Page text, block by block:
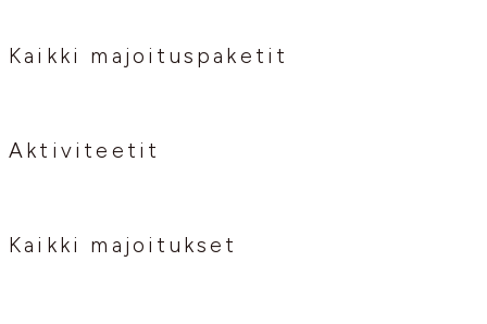
Kaikki majoituspaketit
Aktiviteetit
Kaikki majoitukset